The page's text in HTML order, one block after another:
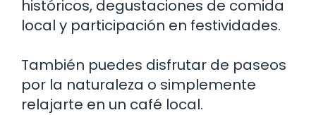
históricos, degustaciones de comida
local y participación en festividades.
También puedes disfrutar de paseos
por la naturaleza o simplemente
relajarte en un café local.